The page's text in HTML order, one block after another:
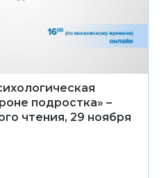
подростка» –
чтения, 29 ноября